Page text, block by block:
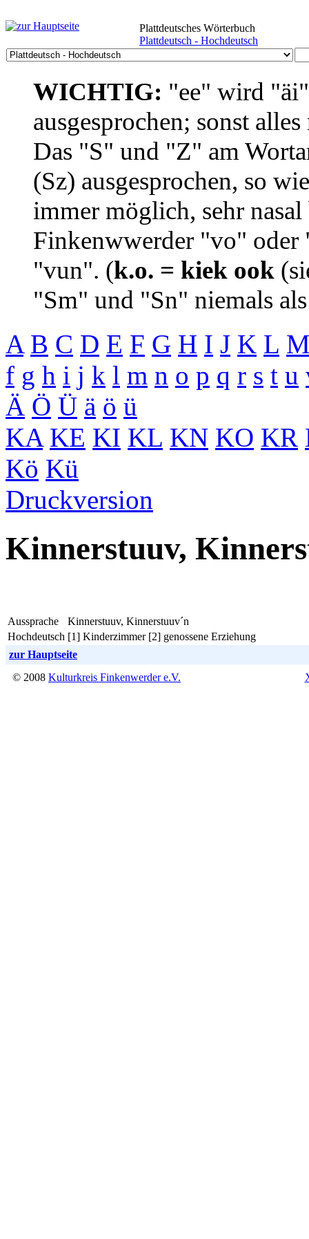
Plattdeutsches Wörterbuch
Plattdeutsch - Hochdeutsch
WICHTIG: "ee" wird
ausgesprochen; sonst
Das "S" und "Z" am
(Sz) ausgesprochen, so
immer möglich, sehr
Finkenwwerder "vo"
"vun". (k.o. = kiek ook
"Sm" und "Sn" niemals
A B C D E F G H I J K L
f g h i j k l m n o p q r s t u
Ä Ö Ü ä ö ü
KA KE KI KL KN KO KR
Kö Kü
Druckversion
Kinnerstuuv,
Aussprache
Kinnerstuuv, Kinnerstuuv´n
Hochdeutsch [1] Kinderzimmer [2] genossene Erziehung
zur Hauptseite
© 2008 Kulturkreis Finkenwerder e.V.